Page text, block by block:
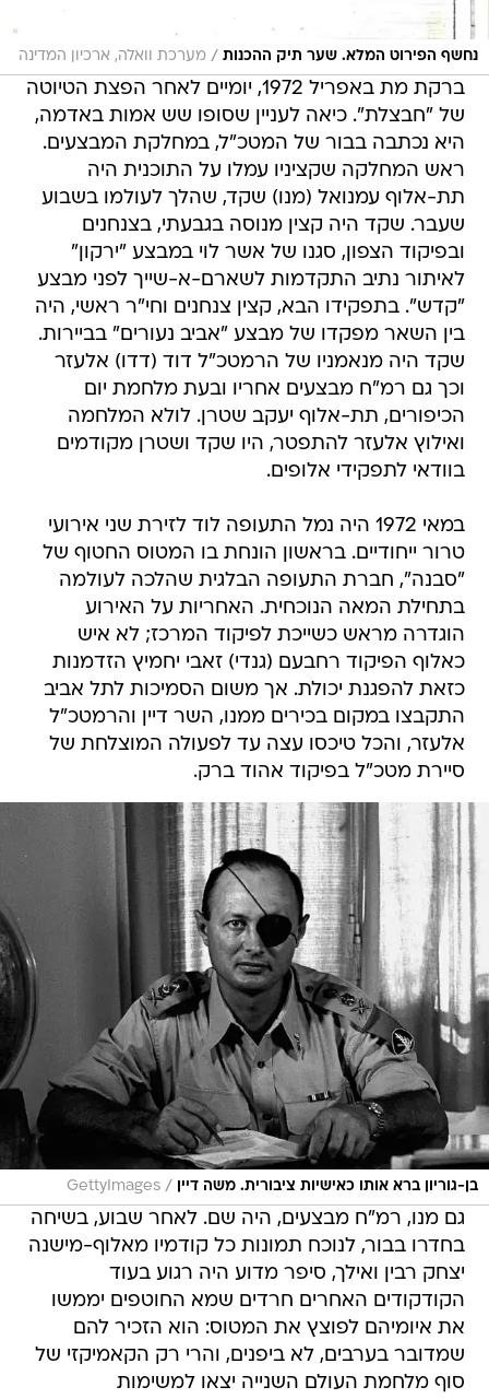
נחשף הפירוט המלא. שער תיק ההכנות / מערכת וואלה, ארכיון המדינה
ברקת מת באפריל 1972, יומיים לאחר הפצת הטיוטה
של "חבצלת". כיאה לעניין שסופו שש אמות באדמה,
היא נכתבה בבור של המטכ"ל, במחלקת המבצעים.
ראש המחלקה שקציניו עמלו על התוכנית היה
תת-אלוף עמנואל (מנו) שקד, שהלך לעולמו בשבוע
שעבר. שקד היה קצין מנוסה בגבעתי, בצנחנים
ובפיקוד הצפון, סגנו של אשר לוי במבצע "ירקון"
לאיתור נתיב התקדמות לשארם-א-שייך לפני מבצע
"קדש". בתפקידו הבא, קצין צנחנים וחי"ר ראשי, היה
בין השאר מפקדו של מבצע "אביב נעורים" בביירות.
שקד היה מנאמניו של הרמטכ"ל דוד (דדו) אלעזר
וכך גם רמ"ח מבצעים אחריו ובעת מלחמת יום
הכיפורים, תת-אלוף יעקב שטרן. לולא המלחמה
ואילוץ אלעזר להתפטר, היו שקד ושטרן מקודמים
בוודאי לתפקידי אלופים.
במאי 1972 היה נמל התעופה לוד לזירת שני אירועי
טרור ייחודיים. בראשון הונחת בו המטוס החטוף של
"סבנה", חברת התעופה הבלגית שהלכה לעולמה
בתחילת המאה הנוכחית. האחריות על האירוע
הוגדרה מראש כשייכת לפיקוד המרכז; לא איש
כאלוף הפיקוד רחבעם (גנדי) זאבי יחמיץ הזדמנות
כזאת להפגנת יכולת. אך משום הסמיכות לתל אביב
התקבצו במקום בכירים ממנו, השר דיין והרמטכ"ל
אלעזר, והכל טיכסו עצה עד לפעולה המוצלחת של
סיירת מטכ"ל בפיקוד אהוד ברק.
בן-גוריון ברא אותו כאישיות ציבורית. משה דיין /
GettyImages
גם מנו, רמ"ח מבצעים, היה שם. לאחר שבוע, בשיחה
בחדרו בבור, לנוכח תמונות כל קודמיו מאלוף-מישנה
יצחק רבין ואילך, סיפר מדוע היה רגוע בעוד
הקודקודים האחרים חרדים שמא החוטפים יממשו
את איומיהם לפוצץ את המטוס: הוא הזכיר להם
שמדובר בערבים, לא ביפנים, והרי רק הקאמיקזי של
סוף מלחמת העולם השנייה יצאו למשימות